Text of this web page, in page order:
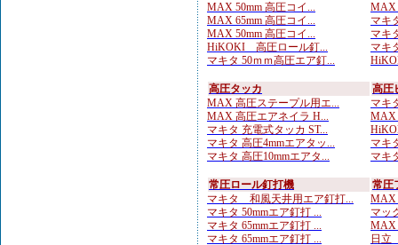
MAX 50mm 高圧コイ...
MAX 65mm 高圧コイ...
MAX 50mm 高圧コイ...
HiKOKI 高圧ロール釘...
マキタ 50ｍｍ高圧エア釘...
MAX
マキ
マキ
マキ
高圧タッカ
MAX 高圧ステープル用エ...
MAX 高圧エアネイラ H...
マキタ 充電式タッカ ST...
マキタ 高圧4mmエアタッ...
マキタ 高圧10mmエアタ...
高圧
マキ
MAX
マキ
マキ
常圧ロール釘打機
マキタ 和風天井用エア釘打...
マキタ 50mmエア釘打 ...
マキタ 65mmエア釘打 ...
マキタ 65mmエア釘打 ...
常圧
MAX
マッ
MAX
日立